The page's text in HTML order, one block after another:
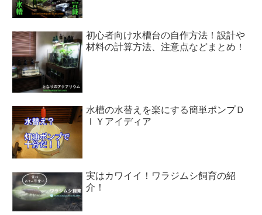
初心者向け水槽台の自作方法！設計や
材料の計算方法、注意点などまとめ！
水槽の水替えを楽にする簡単ポンプＤ
ＩＹアイディア
実はカワイイ！ワラジムシ飼育の紹
介！